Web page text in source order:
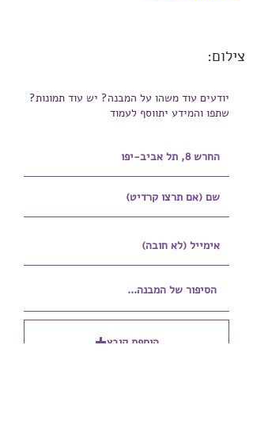
צילום:
יודעים עוד משהו על המבנה? יש עוד תמונות?
שתפו והמידע יתווסף לעמוד
הוספת קובץ